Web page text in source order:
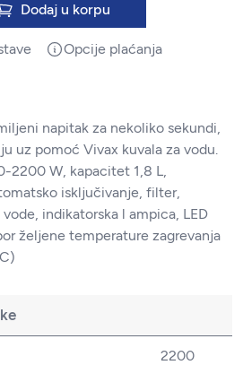
Dodaj u korpu
Opcije plaćanja
napitak za nekoliko sekundi,
uz pomoć Vivax kuvala za vodu.
2200 W, kapacitet 1,8 L,
isključivanje, filter,
indikatorska l ampica, LED
željene temperature zagrevanja
2200